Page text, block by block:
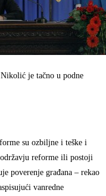
je tačno u podne
su ozbiljne i teške i
reforme ili postoji
poverenje građana – rekao
vanredne